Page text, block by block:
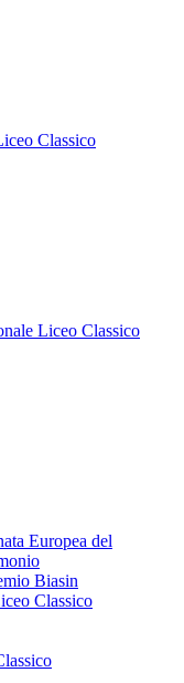
Classico
Liceo Classico
Europea del
Biasin
Classico